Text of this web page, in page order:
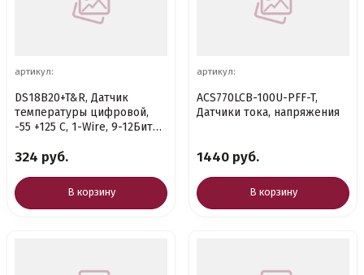
артикул:
DS18B20+T&R, Датчик
температуры цифровой,
-55 +125 C, 1-Wire, 9-12Бит
324 руб.
В корзину
артикул:
ACS770LCB-100U-PFF-T,
Датчики тока, напряжения
1440 руб.
В корзину